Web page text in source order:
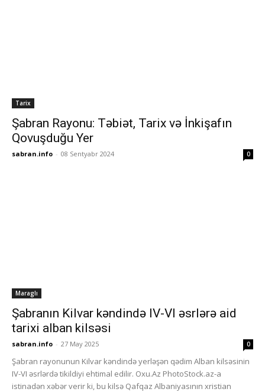
Tarix
Şabran Rayonu: Təbiət, Tarix və İnkişafın
Qovuşduğu Yer
sabran.info - 08 Sentyabr 2024 0
Maraglı
Şabranın Kilvar kəndində IV-VI əsrlərə aid
tarixi alban kilsəsi
sabran.info - 27 May 2025 0
Şabran rayonunun Kilvar kəndində yerləşən qədim Alban kilsəsinin
IV-VI əsrlərdə tikildiyi ehtimal edilir. Oxu.Az PhotoStock.az-a
istinadən xəbər verir ki, bu kilsə Qafqaz Albaniyasının xristian